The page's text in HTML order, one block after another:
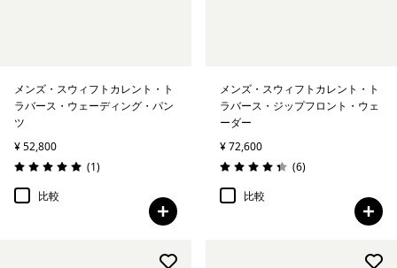
絞り込み
素材
絞り込み
フィット
メンズ・スウィフトカレント・ト
ラバース・ウェーディング・パン
ツ
¥ 52,800
評価: 5.0 / 5
(1レビュー
)
比較
メンズ・スウィフトカレント・ト
ラバース・ジップフロント・ウェ
ーダー
¥ 72,600
評価: 4.3 / 5
(6レビュー
)
比較